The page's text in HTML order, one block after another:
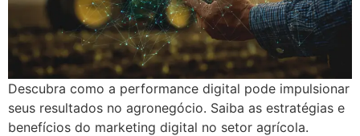
Descubra como a performance digital pode impulsionar
seus resultados no agronegócio. Saiba as estratégias e
benefícios do marketing digital no setor agrícola.